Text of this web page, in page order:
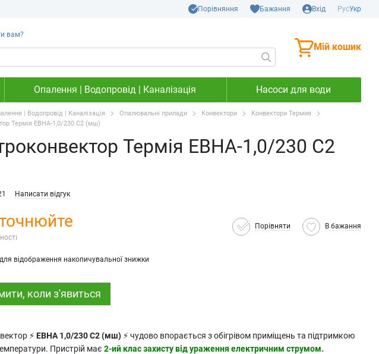
Порівняння Бажання Вхід РусУкр
вам?
Мій кошик
Опалення | Водопровід | Каналізація Насоси для води
| Водопровід | Каналізація Опалювальні прилади Конвектори
Конвектори Термия
Термія ЕВНА-1,0/230 С2 (мш)
Термія ЕВНА-1,0/230 С2
Написати відгук
Порівняти В бажання
для відображення накопичувальної знижки
коли з'явиться
⚡ ЕВНА 1,0/230 С2 (мш) ⚡ чудово впорається з обігрівом приміщень та підтримкою
Пристрій має 2-ий клас захисту від ураження електричним струмом.